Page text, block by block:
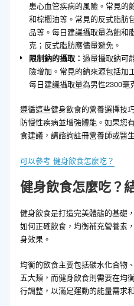
患心血管疾病的風險。常見的
和棕櫚油等。常見的反式脂肪
品等。每日建議攝取量為飽和
克；反式脂肪應儘量避免。
限制鈉的攝取： 過量攝取鈉可
險增加。常見的鈉來源包括加
每日建議攝取量為男性2300毫
遵循這些健身飲食的營養選擇技
防慢性疾病並增強體能。如果您
食建議，請諮詢註冊營養師或醫
可以參考 健身飲食怎麼吃？
健身飲食怎麼吃？
健身飲食是打造完美體態的基礎
如何正確飲食，均衡補充營養素
身效果。
均衡的飲食主要包括碳水化合物
五大類，而健身飲食則需要在均
行調整，以滿足運動的能量需求